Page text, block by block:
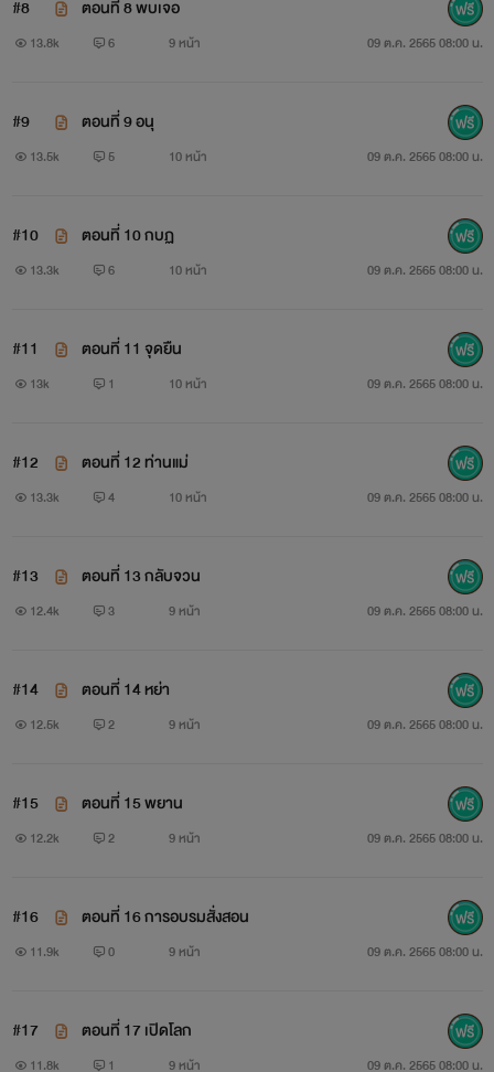
#8 ตอนที่ 8 พบเจอ
13.8k 6 9 หน้า 09 ต.ค. 2565 08:00 น.
#9 ตอนที่ 9 อนุ
13.5k 5 10 หน้า 09 ต.ค. 2565 08:00 น.
#10 ตอนที่ 10 กบฏ
13.3k 6 10 หน้า 09 ต.ค. 2565 08:00 น.
#11 ตอนที่ 11 จุดยืน
13k 1 10 หน้า 09 ต.ค. 2565 08:00 น.
#12 ตอนที่ 12 ท่านแม่
13.3k 4 10 หน้า 09 ต.ค. 2565 08:00 น.
#13 ตอนที่ 13 กลับจวน
12.4k 3 9 หน้า 09 ต.ค. 2565 08:00 น.
#14 ตอนที่ 14 หย่า
12.5k 2 9 หน้า 09 ต.ค. 2565 08:00 น.
#15 ตอนที่ 15 พยาน
12.2k 2 9 หน้า 09 ต.ค. 2565 08:00 น.
#16 ตอนที่ 16 การอบรมสั่งสอน
11.9k 0 9 หน้า 09 ต.ค. 2565 08:00 น.
#17 ตอนที่ 17 เปิดโลก
11.8k 1 9 หน้า 09 ต.ค. 2565 08:00 น.